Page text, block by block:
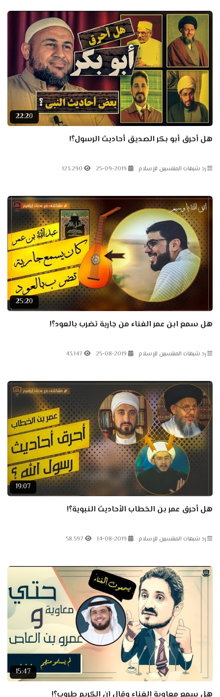
22:20
هل أحرق أبو بكر الصديق أحاديث الرسول؟!
رد شبهات المنتسبين للإسلام 25-09-2019
123.290
25:20
هل سمع ابن عمر الغناء من جارية تضرب بالعود؟!
رد شبهات المنتسبين للإسلام 25-08-2019
43.147
19:07
هل أحرق عمر بن الخطاب الأحاديث النبوية؟!
رد شبهات المنتسبين للإسلام 14-08-2019
58.597
15:47